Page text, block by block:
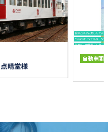
晴堂様
自動車関